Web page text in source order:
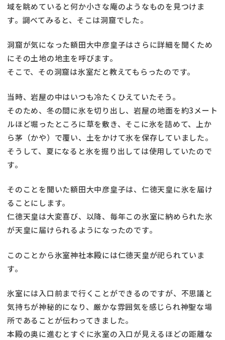
域を眺めていると何か小さな庵のようなものを見つけま
す。調べてみると、そこは洞窟でした。
洞窟が気になった額田大中彦皇子はさらに詳細を聞くため
にその土地の地主を呼びます。
そこで、その洞窟は氷室だと教えてもらったのです。
当時、岩屋の中はいつも冷たくひえていたそう。
そのため、冬の間に氷を切り出し、岩屋の地面を約3メート
ルほど堀ったところに草を敷き、そこに氷を詰めて、上か
ら茅（かや）で覆い、土をかけて氷を保存していました。
そうして、夏になると氷を掘り出しては使用していたので
す。
そのことを聞いた額田大中彦皇子は、仁徳天皇に氷を届け
ることにします。
仁徳天皇は大変喜び、以降、毎年この氷室に納められた氷
が天皇に届けられるようになったのです。
このことから氷室神社本殿には仁徳天皇が祀られていま
す。
氷室には入口前まで行くことができるのですが、不思議と
気持ちが神秘的になり、厳かな雰囲気を感じられ神聖な場
所であることが伝わってきました。
本殿の奥に進むとすぐに氷室の入口が見えるほどの距離な